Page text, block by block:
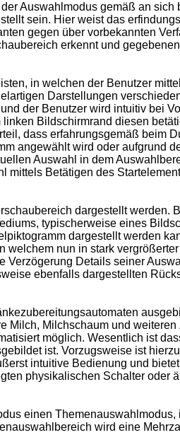
Auswahlmodus gemäß an sich
sein. Hier weist das
gegen über vorbekannten
erkennt und
in welchen der Benutzer
Darstellungen
der Benutzer wird intuitiv bei
Bildschirmrand diesen
dass erfahrungsgemäß beim
angewählt wird oder aufgrund
Auswahl in dem
mittels Betätigen des
dargestellt werden.
typischerweise eines
dargestellt werden
nun in stark
Details seiner
ebenfalls dargestellten
Milch, Milchschaum und weiteren
möglich. Wesentlich ist
ist. Vorzugsweise ist
intuitive Bedienung und
physikalischen Schalter oder
einen Themenauswahlmodus,
wird eine